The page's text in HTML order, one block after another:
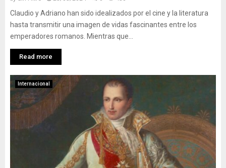
Claudio y Adriano han sido idealizados por el cine y la literatura
hasta transmitir una imagen de vidas fascinantes entre los
emperadores romanos. Mientras que...
Read more
Internacional